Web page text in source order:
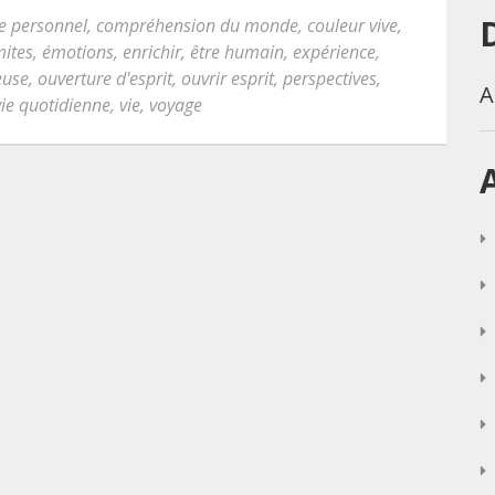
personnel, compréhension du monde, couleur vive,
, émotions, enrichir, être humain, expérience,
, ouverture d'esprit, ouvrir esprit, perspectives,
quotidienne, vie, voyage